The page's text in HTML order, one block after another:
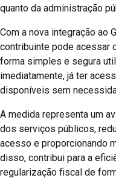
quanto da administração
Com a nova integração ao
contribuinte pode acessar
forma simples e segura
imediatamente, já ter
disponíveis sem
A medida representa um
dos serviços públicos,
acesso e proporcionando
disso, contribui para a
regularização fiscal de